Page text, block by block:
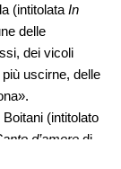
(intitolata In
delle
dei vicoli
uscirne, delle
(intitolato
d’amore di
né ero